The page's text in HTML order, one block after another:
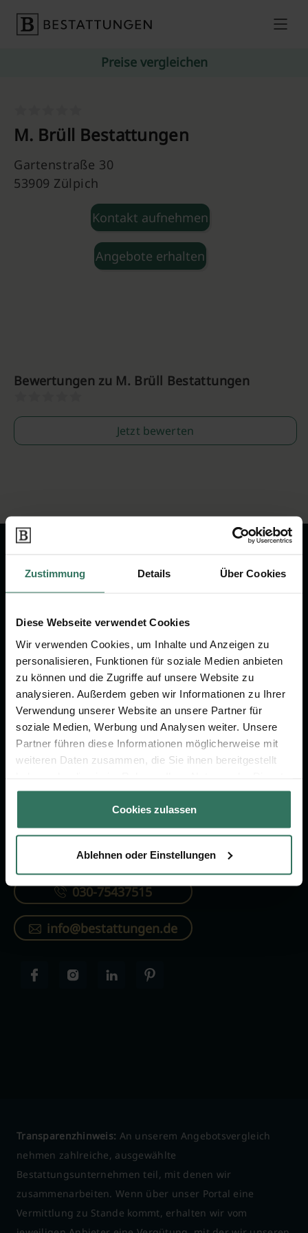
Zustimmung Details Über Cookies
Diese Webseite verwendet Cookies
Wir verwenden Cookies, um Inhalte und Anzeigen zu
personalisieren, Funktionen für soziale Medien anbieten
zu können und die Zugriffe auf unsere Website zu
analysieren. Außerdem geben wir Informationen zu Ihrer
Verwendung unserer Website an unsere Partner für
soziale Medien, Werbung und Analysen weiter. Unsere
Partner führen diese Informationen möglicherweise mit
weiteren Daten zusammen, die Sie ihnen bereitgestellt
gesammelt haben.
Cookies zulassen
Ablehnen oder Einstellungen
Preise vergleichen
M. Brüll Bestattungen
Gartenstraße 30
53909 Zülpich
Kontakt aufnehmen
Angebote erhalten
Bewertungen zu M. Brüll Bestattungen
Jetzt bewerten
Wir sind Ihr Ansprechpartner rund
Vorsorge.
Jetzt beraten lassen
FÜR SIE
Vergleich
Verzeichnis
FÜR BESTATTER
Online-Portal
KONTAKTIEREN SIE UNS
030-75437515
info@bestattungen.de
Transparenzhinweis: An unserem Angebotsvergleich
nehmen zahlreiche, ausgewählte
Bestattungsunternehmen teil, mit denen wir
zusammenarbeiten. Wenn über unser Portal eine
Vermittlung zu Stande kommt, erhalten wir vom